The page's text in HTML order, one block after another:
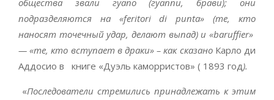
общества звали гуапо (гуаппи, брави); они
подразделяются на «feritori di punta» (те, кто
наносят точечный удар, делают выпад) и «baruffier»
— «те, кто вступает в драки» – как сказано Карло ди
Аддосио в книге «Дуэль каморристов» ( 1893 год).
«Последователи стремились принадлежать к этим